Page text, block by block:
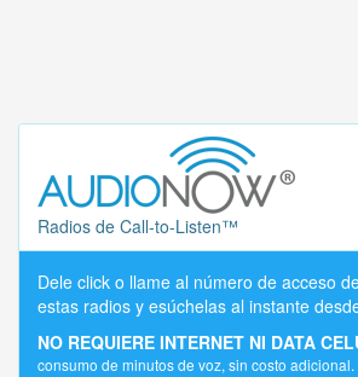
Radios de Call-to-Listen™
Dele click o llame al número de acceso
estas radios y esúchelas al instante
NO REQUIERE INTERNET NI DATA
consumo de minutos de voz, sin costo adicional.